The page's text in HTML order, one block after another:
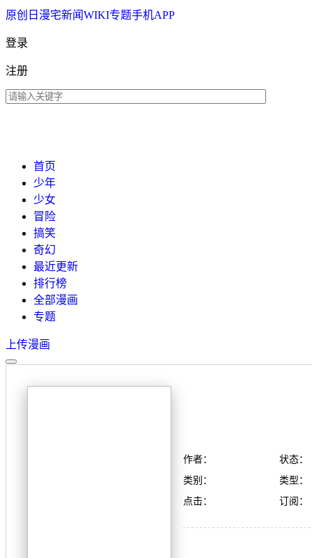
原创 日漫宅新闻WIKI专题手机APP
登录
注册
首页
少年
少女
冒险
搞笑
奇幻
最近更新
排行榜
全部漫画
专题
上传漫画
作者：
状态：
类别：
类型：
点击：
订阅：